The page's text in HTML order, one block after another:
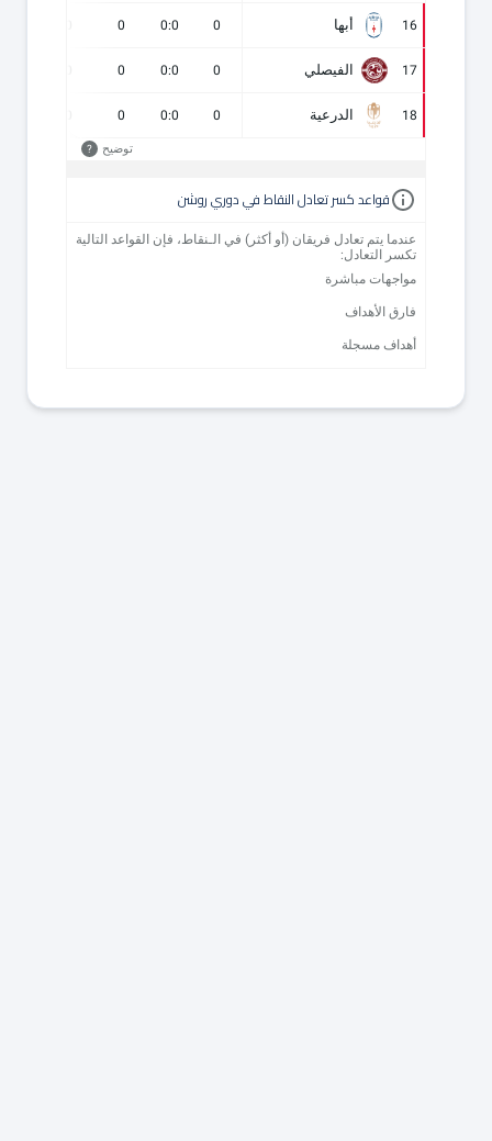
16 أبها 0
0:0
0
17 الفيصلي 0
0:0
0
18 الدرعية 0
0:0
0
توضيح ?
قواعد كسر تعادل النقاط في دوري روشن
عندما يتم تعادل فريقان (أو أكثر) في الـنقاط، فإن القواعد التالية
تكسر التعادل:
مواجهات مباشرة
فارق الأهداف
أهداف مسجلة